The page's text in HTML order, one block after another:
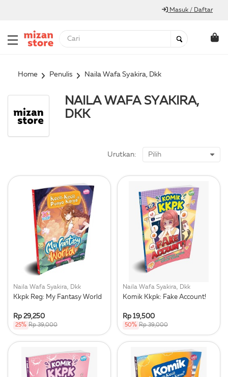
Masuk / Daftar
Home Penulis Naila Wafa Syakira, Dkk
NAILA WAFA SYAKIRA,
DKK
Urutkan:
Naila Wafa Syakira, Dkk
Kkpk Reg: My Fantasy World
Rp 29,250
25% Rp 39,000
Naila Wafa Syakira, Dkk
Komik Kkpk: Fake Account!
Rp 19,500
50% Rp 39,000